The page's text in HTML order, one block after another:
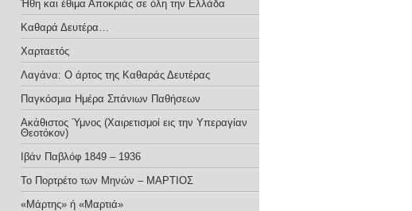
Ήθη και έθιμα Αποκριάς σε όλη την Ελλάδα
Καθαρά Δευτέρα…
Χαρταετός
Λαγάνα: Ο άρτος της Καθαράς Δευτέρας
Παγκόσμια Ημέρα Σπάνιων Παθήσεων
Ακάθιστος Ύμνος (Χαιρετισμοί εις την Υπεραγίαν
Θεοτόκον)
Ιβάν Παβλόφ 1849 – 1936
Το Πορτρέτο των Μηνών – ΜΑΡΤΙΟΣ
«Μάρτης» ή «Μαρτιά»